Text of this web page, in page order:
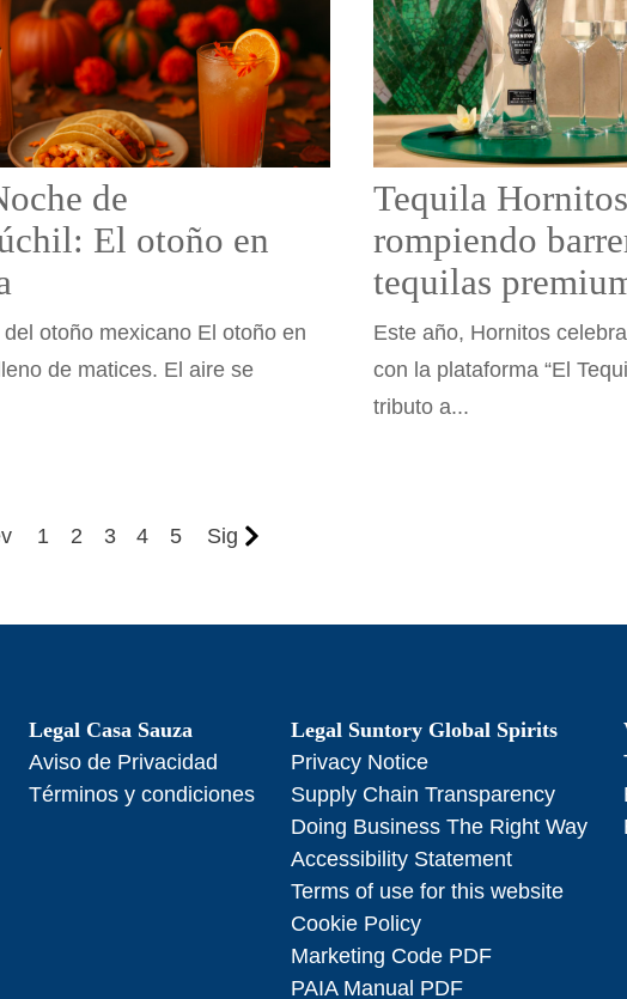
de
El otoño en
otoño mexicano El otoño en
de matices. El aire se
Tequila
rompiendo
tequilas
Este año, Hornitos
con la plataforma “El
tributo a...
1 2 3 4 5 Sig
Legal Casa Sauza
Aviso de Privacidad
Términos y condiciones
Legal Suntory Global Spirits
Privacy Notice
Supply Chain Transparency
Doing Business The Right Way
Accessibility Statement
Terms of use for this website
Cookie Policy
Marketing Code PDF
PAIA Manual PDF